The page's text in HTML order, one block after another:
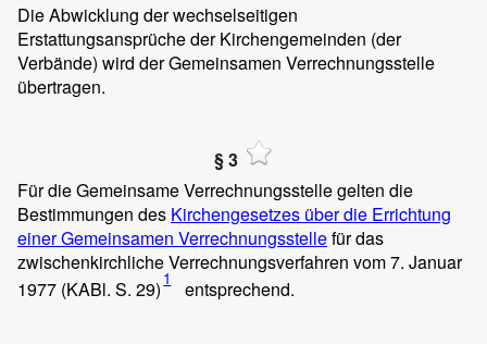
Die Abwicklung der wechselseitigen
Erstattungsansprüche der Kirchengemeinden (der
Verbände) wird der Gemeinsamen Verrechnungsstelle
übertragen.
§ 3
Für die Gemeinsame Verrechnungsstelle gelten die
Bestimmungen des Kirchengesetzes über die Errichtung
einer Gemeinsamen Verrechnungsstellefür das
zwischenkirchliche Verrechnungsverfahren vom 7. Januar
1977 (KABl. S. 29) 1 entsprechend.